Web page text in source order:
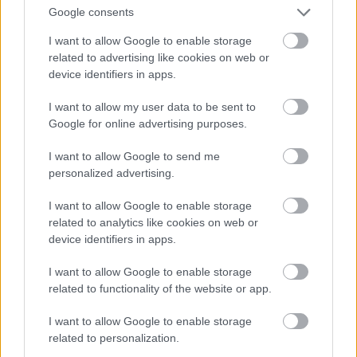
Google consents
I want to allow Google to enable storage
related to advertising like cookies on web or
device identifiers in apps.
I want to allow my user data to be sent to
Google for online advertising purposes.
I want to allow Google to send me
personalized advertising.
I want to allow Google to enable storage
related to analytics like cookies on web or
device identifiers in apps.
I want to allow Google to enable storage
related to functionality of the website or app.
I want to allow Google to enable storage
related to personalization.
észrevették a Csaba utcai gyilkosság és a
Üllői úti betörés közötti párhuzamot.
Feltételezték, hogy a kirakat felőli
behatolással dolgozó rabló műszerekre
értékesíteni akarja majd a megszerzett
műszereket, ezért az ezzel foglalkozó
vállalkozókat beszervezték. Hekus azonban
türelmes volt, csak hosszú idő után kezdett
orgazdákat keresni. 1947 őszén egy
műszerkereskedőnél bukkant fel az egyik
Csaba utcából lopott mikroszkóp, a
ismét a Kommatinger névhez jutottak a
nyomozók, ekkor vált bizonyossá, hogy a
Csaba utcában agyonlőtt rendőr csakugyan
gyilkosának nevét írta föl a noteszébe.